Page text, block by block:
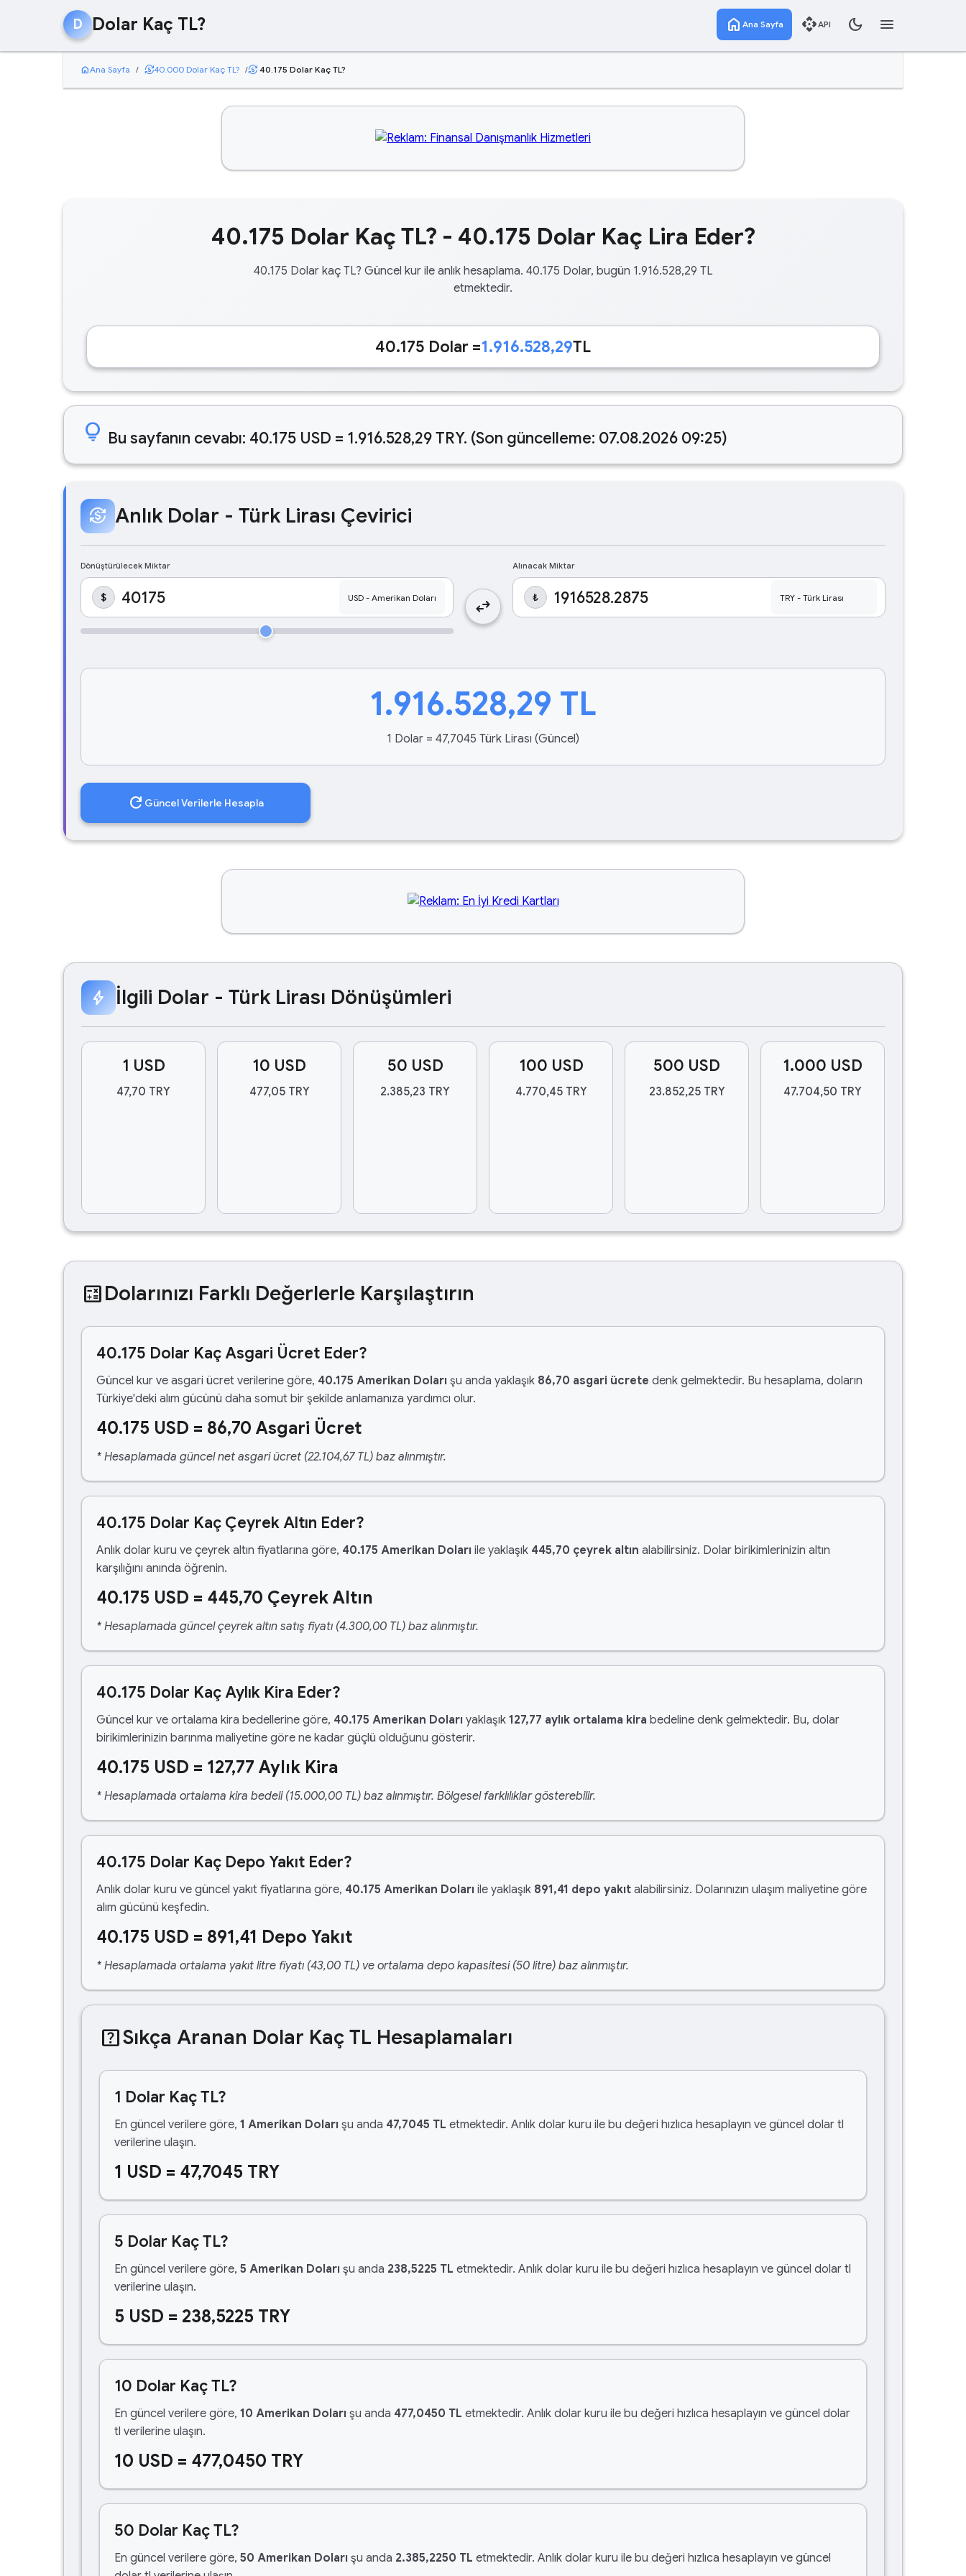
D Dolar Kaç TL? home Ana Sayfa apiAPI dark_mode menu
homeAna Sayfa / currency_exchange40.000 Dolar Kaç TL? /currency_exchange 40.175 Dolar Kaç TL?
40.175 Dolar Kaç TL? - 40.175 Dolar Kaç Lira Eder?
40.175 Dolar kaç TL? Güncel kur ile anlık hesaplama. 40.175 Dolar, bugün 1.916.528,29 TL
etmektedir.
40.175 Dolar =1.916.528,29TL
lightbulb Bu sayfanın cevabı: 40.175 USD = 1.916.528,29 TRY. (Son güncelleme: 07.08.2026 09:25)
currency_exchange Anlık Dolar - Türk Lirası Çevirici
Dönüştürülecek Miktar
$ swap_horiz
Alınacak Miktar
₺
1.916.528,29 TL
1 Dolar = 47,7045 Türk Lirası (Güncel)
refresh Güncel Verilerle Hesapla
bolt İlgili Dolar - Türk Lirası Dönüşümleri
1 USD
47,70 TRY
10 USD
477,05 TRY
50 USD
2.385,23 TRY
100 USD
4.770,45 TRY
500 USD
23.852,25 TRY
1.000 USD
47.704,50 TRY
calculateDolarınızı Farklı Değerlerle Karşılaştırın
40.175 Dolar Kaç Asgari Ücret Eder?
Güncel kur ve asgari ücret verilerine göre, 40.175 Amerikan Doları şu anda yaklaşık 86,70 asgari ücrete denk gelmektedir. Bu hesaplama, doların
Türkiye'deki alım gücünü daha somut bir şekilde anlamanıza yardımcı olur.
40.175 USD = 86,70 Asgari Ücret
* Hesaplamada güncel net asgari ücret (22.104,67 TL) baz alınmıştır.
40.175 Dolar Kaç Çeyrek Altın Eder?
Anlık dolar kuru ve çeyrek altın fiyatlarına göre, 40.175 Amerikan Doları ile yaklaşık 445,70 çeyrek altın alabilirsiniz. Dolar birikimlerinizin altın
karşılığını anında öğrenin.
40.175 USD = 445,70 Çeyrek Altın
* Hesaplamada güncel çeyrek altın satış fiyatı (4.300,00 TL) baz alınmıştır.
40.175 Dolar Kaç Aylık Kira Eder?
Güncel kur ve ortalama kira bedellerine göre, 40.175 Amerikan Doları yaklaşık 127,77 aylık ortalama kira bedeline denk gelmektedir. Bu, dolar
birikimlerinizin barınma maliyetine göre ne kadar güçlü olduğunu gösterir.
40.175 USD = 127,77 Aylık Kira
* Hesaplamada ortalama kira bedeli (15.000,00 TL) baz alınmıştır. Bölgesel farklılıklar gösterebilir.
40.175 Dolar Kaç Depo Yakıt Eder?
Anlık dolar kuru ve güncel yakıt fiyatlarına göre, 40.175 Amerikan Doları ile yaklaşık 891,41 depo yakıt alabilirsiniz. Dolarınızın ulaşım maliyetine göre
alım gücünü keşfedin.
40.175 USD = 891,41 Depo Yakıt
* Hesaplamada ortalama yakıt litre fiyatı (43,00 TL) ve ortalama depo kapasitesi (50 litre) baz alınmıştır.
help_centerSıkça Aranan Dolar Kaç TL Hesaplamaları
1 Dolar Kaç TL?
En güncel verilere göre, 1 Amerikan Doları şu anda 47,7045 TL etmektedir. Anlık dolar kuru ile bu değeri hızlıca hesaplayın ve güncel dolar tl
verilerine ulaşın.
1 USD = 47,7045 TRY
5 Dolar Kaç TL?
En güncel verilere göre, 5 Amerikan Doları şu anda 238,5225 TL etmektedir. Anlık dolar kuru ile bu değeri hızlıca hesaplayın ve güncel dolar tl
verilerine ulaşın.
5 USD = 238,5225 TRY
10 Dolar Kaç TL?
En güncel verilere göre, 10 Amerikan Doları şu anda 477,0450 TL etmektedir. Anlık dolar kuru ile bu değeri hızlıca hesaplayın ve güncel dolar
tl verilerine ulaşın.
10 USD = 477,0450 TRY
50 Dolar Kaç TL?
En güncel verilere göre, 50 Amerikan Doları şu anda 2.385,2250 TL etmektedir. Anlık dolar kuru ile bu değeri hızlıca hesaplayın ve güncel